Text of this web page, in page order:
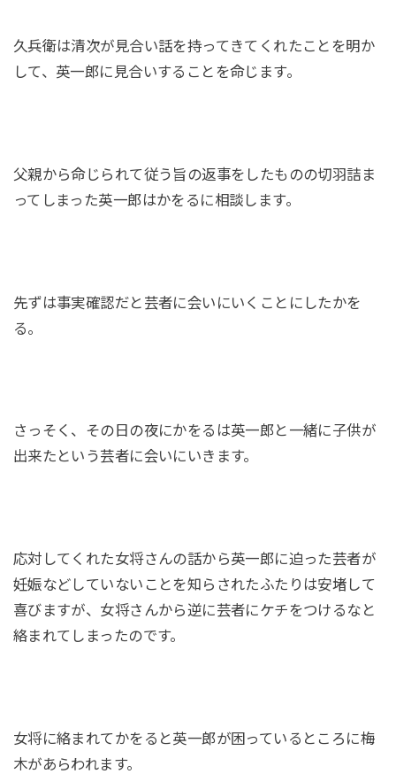
久兵衛は清次が見合い話を持ってきてくれたことを明か
して、英一郎に見合いすることを命じます。
父親から命じられて従う旨の返事をしたものの切羽詰ま
ってしまった英一郎はかをるに相談します。
先ずは事実確認だと芸者に会いにいくことにしたかを
る。
さっそく、その日の夜にかをるは英一郎と一緒に子供が
出来たという芸者に会いにいきます。
応対してくれた女将さんの話から英一郎に迫った芸者が
妊娠などしていないことを知らされたふたりは安堵して
喜びますが、女将さんから逆に芸者にケチをつけるなと
絡まれてしまったのです。
女将に絡まれてかをると英一郎が困っているところに梅
木があらわれます。